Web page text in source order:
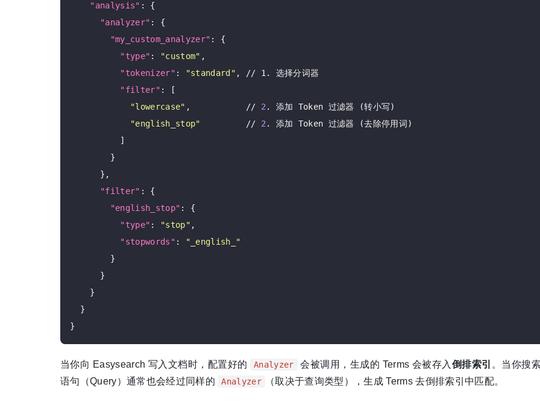
"analysis" : {
"analyzer" : {
"my_custom_analyzer" : {
"type" : "custom" ,
"tokenizer" : "standard" , // 1. 选择分词器
"filter" : [
"lowercase" ,           // 2. 添加 Token 过滤器 (转小写)
"english_stop"
         //
2. 添加 Token 过滤器 (去除停用词)
          ]
        }
      },
"filter" : {
"english_stop" : {
"type" : "stop" ,
"stopwords" :
"_english_"
        }
      }
    }
  }
当你向 Easysearch 写入文档时，配置好的 Analyzer 会被调用，生成的 Terms 会被存入倒排索引 。当你搜
语句（Query）通常也会经过同样的
Analyzer （取决于查询类型），生成 Terms 去倒排索引中匹配。